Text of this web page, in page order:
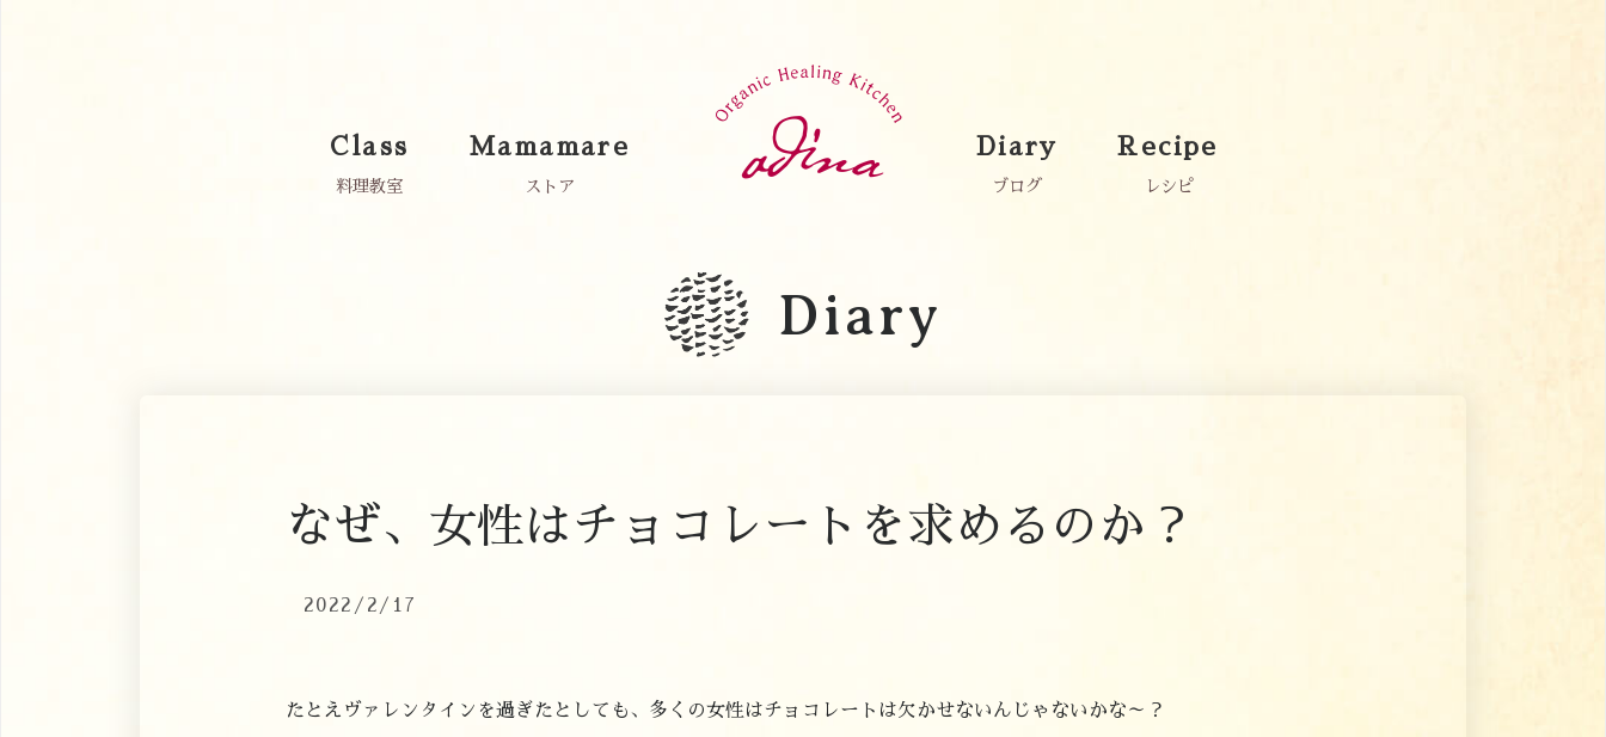
Class
料理教室
Mamamare
ストア
Diary
ブログ
Recipe
レシピ
Diary
なぜ、女性はチョコレートを求めるのか？
2022/2/17
たとえヴァレンタインを過ぎたとしても、多くの女性はチョコレートは欠かせないんじゃないかな～？